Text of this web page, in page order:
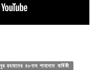
৪৮তম শাহাদাত বার্ষিকী